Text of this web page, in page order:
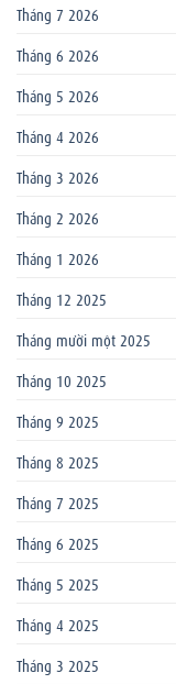
Tháng 7 2026
Tháng 6 2026
Tháng 5 2026
Tháng 4 2026
Tháng 3 2026
Tháng 2 2026
Tháng 1 2026
Tháng 12 2025
Tháng mười một 2025
Tháng 10 2025
Tháng 9 2025
Tháng 8 2025
Tháng 7 2025
Tháng 6 2025
Tháng 5 2025
Tháng 4 2025
Tháng 3 2025